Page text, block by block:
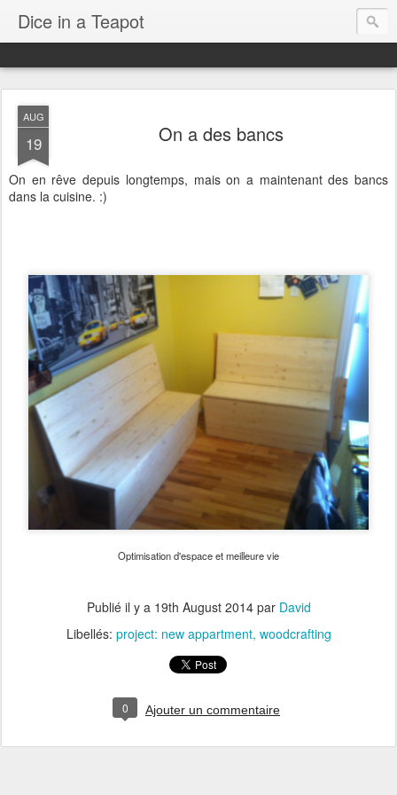
Dice in a Teapot
AUG
19 On a des bancs
On en rêve depuis longtemps, mais on a maintenant des bancs
dans la cuisine. :)
Optimisation d'espace et meilleure vie
Publié il y a 19th August 2014par David
Libellés: project: new appartment woodcrafting
0 Ajouter un commentaire